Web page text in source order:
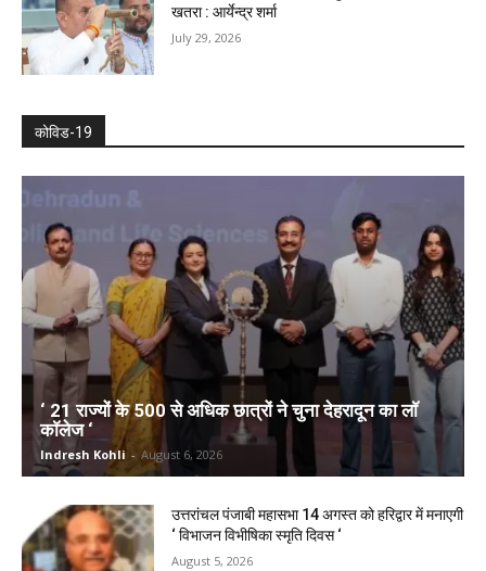
खतरा : आर्येन्द्र शर्मा
July 29, 2026
कोविड-19
‘ 21 राज्यों के 500 से अधिक छात्रों ने चुना देहरादून का लाॅ
काॅलेज ‘
Indresh Kohli - August 6, 2026
उत्तरांचल पंजाबी महासभा 14 अगस्त को हरिद्वार में मनाएगी
‘ विभाजन विभीषिका स्मृति दिवस ‘
August 5, 2026